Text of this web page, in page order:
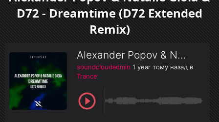
и
:
D72 - Dreamtime (D72 Extended
Remix)